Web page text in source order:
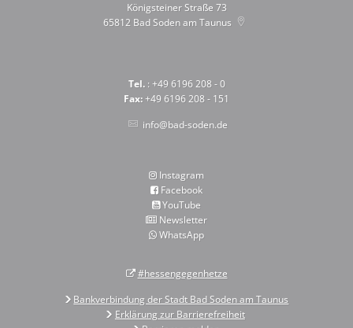
Königsteiner Straße 73
65812 Bad Soden am Taunus
Tel.: +49 6196 208 - 0
Fax:+49 6196 208 - 151
info@bad-soden.de
Instagram
Facebook
YouTube
Newsletter
WhatsApp
#hessengegenhetze
Bankverbindung der Stadt Bad Soden am Taunus
Erklärung zur Barrierefreiheit